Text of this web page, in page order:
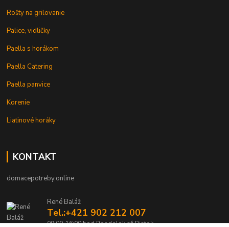
Rošty na grilovanie
Palice, vidličky
Paella s horákom
Paella Catering
Paella panvice
Korenie
Liatinové horáky
KONTAKT
domacepotreby.online
René Baláž
Tel.:+421 902 212 007
09:00-16:00 hod Pondelok až Piatok